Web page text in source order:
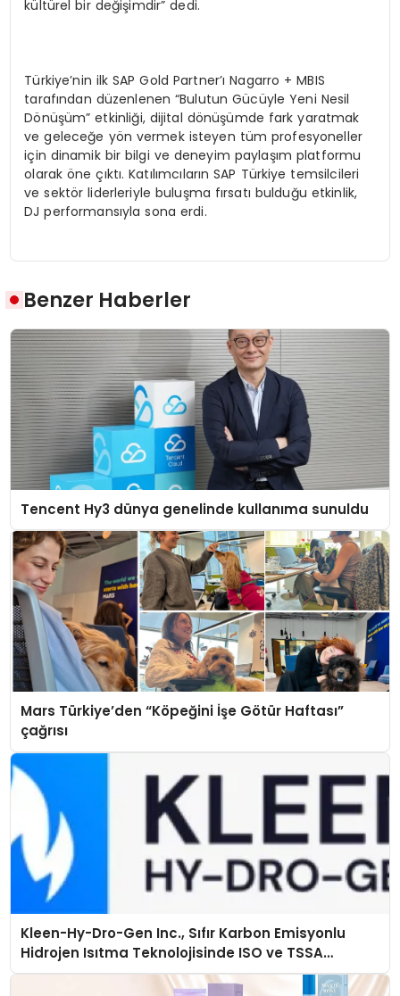
kültürel bir değişimdir” dedi.
Türkiye’nin ilk SAP Gold Partner’ı Nagarro + MBIS
tarafından düzenlenen “Bulutun Gücüyle Yeni Nesil
Dönüşüm” etkinliği, dijital dönüşümde fark yaratmak
ve geleceğe yön vermek isteyen tüm profesyoneller
için dinamik bir bilgi ve deneyim paylaşım platformu
olarak öne çıktı. Katılımcıların SAP Türkiye temsilcileri
ve sektör liderleriyle buluşma fırsatı bulduğu etkinlik,
DJ performansıyla sona erdi.
Benzer Haberler
Tencent Hy3 dünya genelinde kullanıma sunuldu
Mars Türkiye’den “Köpeğini İşe Götür Haftası”
çağrısı
Kleen-Hy-Dro-Gen Inc., Sıfır Karbon Emisyonlu
Hidrojen Isıtma Teknolojisinde ISO ve TSSA
Düzenleyici Onaylarını Aldı